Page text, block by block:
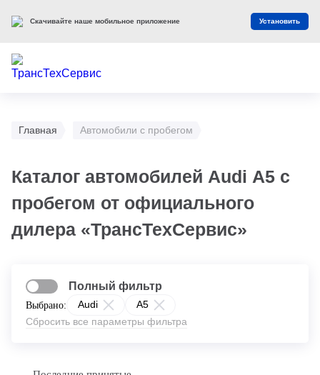
Главная Автомобили с пробегом
Каталог автомобилей Audi А5 с
пробегом от официального
дилера «ТрансТехСервис»
Выбрано: Audi
A5
Сбросить все параметры фильтра
Полный фильтр
Скачивайте наше мобильное приложение Установить